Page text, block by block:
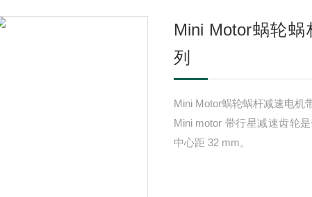
Mini Motor蜗轮
列
Mini Motor蜗轮蜗杆减速电机
Mini motor 带行星减速齿轮
中心距 32 mm。